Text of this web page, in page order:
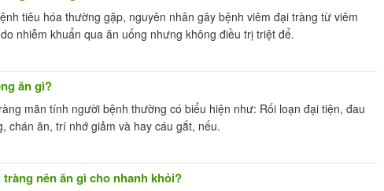
tiêu hóa thường gặp, nguyên nhân gây bệnh viêm đại tràng từ viêm
nhiễm khuẩn qua ăn uống nhưng không điều trị triệt để.
ăn gì?
mãn tính người bệnh thường có biểu hiện như: Rối loạn đại tiện, đau
chán ăn, trí nhớ giảm và hay cáu gắt, nếu.
nên ăn gì cho nhanh khỏi?